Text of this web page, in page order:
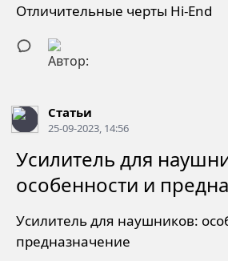
Отличительные черты Hi-End
Статьи
25-09-2023, 14:56
Усилитель для
особенности и
Усилитель для наушников:
предназначение